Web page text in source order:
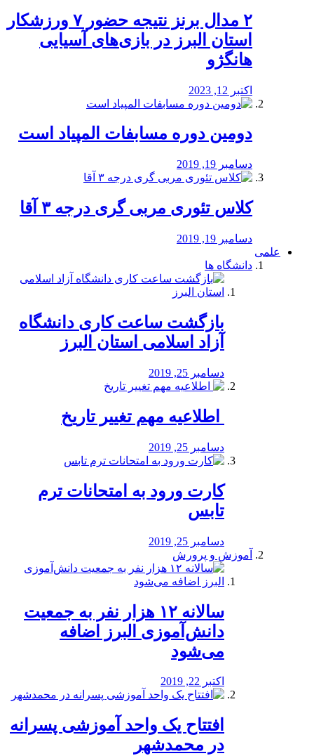
۲ مدال برنز نتیجه حضور ۷ ورزشکار
استان البرز در بازی‌های آسیایی
هانگژو
اکتبر 12, 2023
دومین دوره مسابفات المپیاد است
دسامبر 19, 2019
کلاس تئوری مربی گری درجه ۳ آقا
دسامبر 19, 2019
علمی
دانشگاه ها
بازگشت ساعت کاری دانشگاه
آزاد اسلامی استان البرز
دسامبر 25, 2019
️ اطلاعیه مهم تغییر تاریخ
دسامبر 25, 2019
کارت ورود به امتحانات ترم
تابس
دسامبر 25, 2019
آموزش و پرورش
️سالانه ۱۲ هزار نفر به جمعیت
دانش‌آموزی البرز اضافه
می‌شود
اکتبر 22, 2019
افتتاح یک واحد آموزشی پسرانه
در محمدشهر